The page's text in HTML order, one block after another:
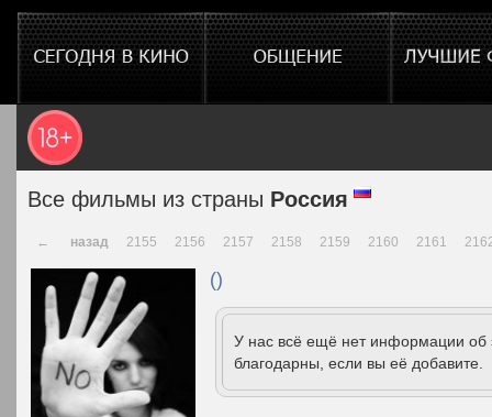
Все фильмы из страны Россия
← назад 2155 2156 2157 2158 2159 2160 2161
()
У нас всё ещё нет информации
благодарны, если вы её добавите.